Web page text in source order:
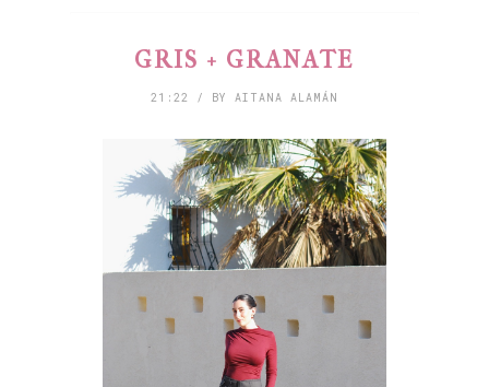
GRIS + GRANATE
21:22 / BY AITANA ALAMÁN